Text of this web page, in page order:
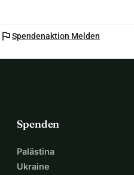
flagSpendenaktion Melden
Spenden
Palästina
Ukraine